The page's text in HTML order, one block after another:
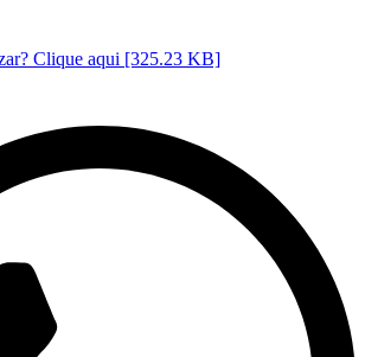
Clique aqui [325.23 KB]